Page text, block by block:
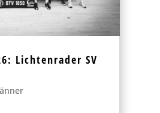
Lichtenrader SV